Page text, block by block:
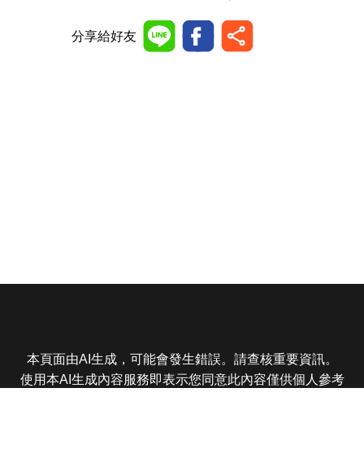
分享給好友
本頁面由AI生成，可能會發生錯誤。請查核重要資訊。
使用本AI生成內容服務即表示您同意此內容僅供個人參考